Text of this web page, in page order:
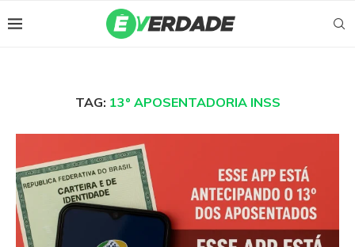
TAG: 13º APOSENTADORIA INSS